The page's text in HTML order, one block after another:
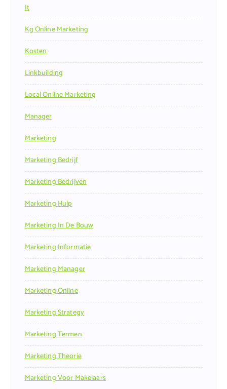
It
Kg Online Marketing
Kosten
Linkbuilding
Local Online Marketing
Manager
Marketing
Marketing Bedrijf
Marketing Bedrijven
Marketing Hulp
Marketing In De Bouw
Marketing Informatie
Marketing Manager
Marketing Online
Marketing Strategy
Marketing Termen
Marketing Theorie
Marketing Voor Makelaars